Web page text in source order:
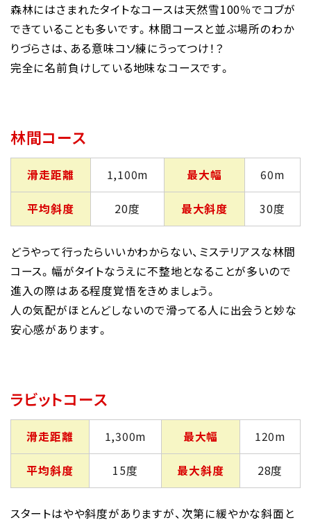
森林にはさまれたタイトなコースは天然雪100％でコブが
できていることも多いです。林間コースと並ぶ場所のわか
りづらさは、ある意味コソ練にうってつけ！？
完全に名前負けしている地味なコースです。
林間コース
滑走距離 1,100m 最大幅 60m
平均斜度 20度 最大斜度 30度
どうやって行ったらいいかわからない、ミステリアスな林間
コース。幅がタイトなうえに不整地となることが多いので
進入の際はある程度覚悟をきめましょう。
人の気配がほとんどしないので滑ってる人に出会うと妙な
安心感があります。
ラビットコース
滑走距離 1,300m 最大幅 120m
平均斜度 15度 最大斜度 28度
スタートはやや斜度がありますが、次第に緩やかな斜面と